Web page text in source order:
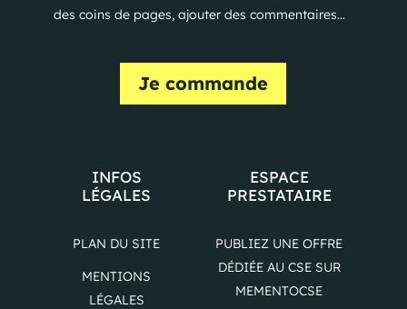
INFOS
LÉGALES
PLAN DU SITE
MENTIONS
LÉGALES
ESPACE
PRESTATAIRE
PUBLIEZ UNE OFFRE
DÉDIÉE AU CSE SUR
MEMENTOCSE
des coins de pages, ajouter des commentaires…
Je commande